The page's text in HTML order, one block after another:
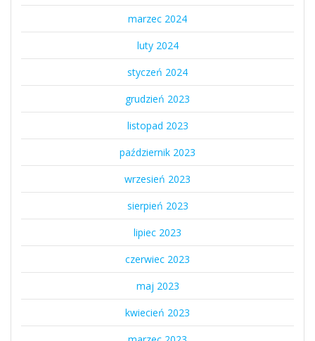
marzec 2024
luty 2024
styczeń 2024
grudzień 2023
listopad 2023
październik 2023
wrzesień 2023
sierpień 2023
lipiec 2023
czerwiec 2023
maj 2023
kwiecień 2023